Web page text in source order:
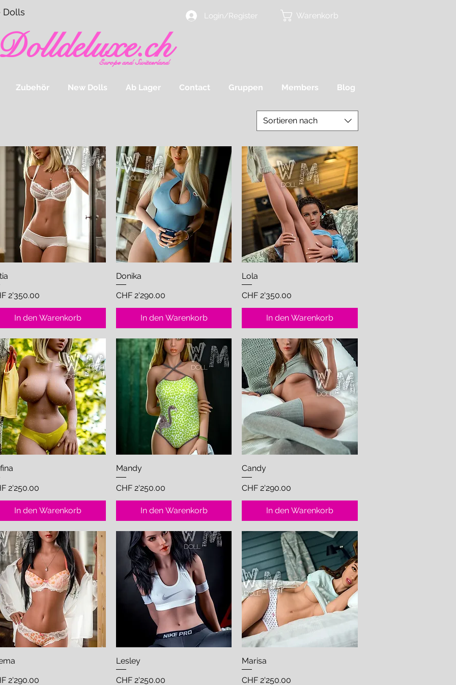
Dolls Login/Register
Dolldeluxe.ch
Europe and Switzerland
Warenkorb
Zubehör New Dolls Ab Lager Contact Gruppen Members Blog
Sortieren nach
2'350.00
In den Warenkorb
Donika
Preis
CHF 2'290.00
In den Warenkorb
Lola
Preis
CHF 2'350.00
In den Warenkorb
2'250.00
In den Warenkorb
Mandy
Preis
CHF 2'250.00
In den Warenkorb
Candy
Preis
CHF 2'290.00
In den Warenkorb
2'290.00
Lesley
Preis
CHF 2'250.00
Marisa
Preis
CHF 2'250.00